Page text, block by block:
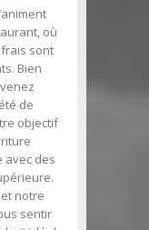
où
sont
Bien
de
objectif
avec des
notre
sentir